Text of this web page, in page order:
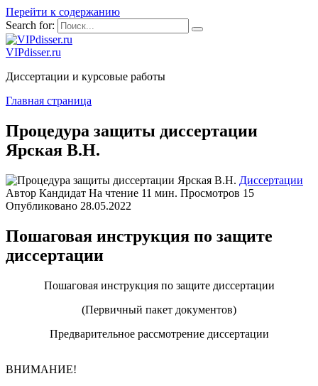
Перейти к содержанию
Search for:
VIPdisser.ru
Диссертации и курсовые работы
Главная страница
Процедура защиты диссертации
Ярская В.Н.
Диссертации
Автор Кандидат На чтение 11 мин. Просмотров 15
Опубликовано 28.05.2022
Пошаговая инструкция по защите
диссертации
Пошаговая инструкция по защите диссертации
(Первичный пакет документов)
Предварительное рассмотрение диссертации
ВНИМАНИЕ!